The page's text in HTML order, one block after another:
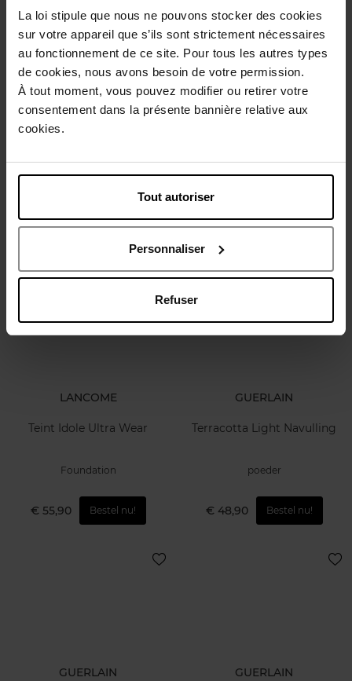
La loi stipule que nous ne pouvons stocker des cookies
sur votre appareil que s’ils sont strictement nécessaires
au fonctionnement de ce site. Pour tous les autres types
de cookies, nous avons besoin de votre permission.
À tout moment, vous pouvez modifier ou retirer votre
consentement dans la présente bannière relative aux
cookies.
Tout autoriser
Personnaliser
Refuser
Mascara
Skin Transforming Bronzer
LANCOME
Teint Idole Ultra Wear
Foundation
€ 55,90 Bestel nu!
GUERLAIN
Terracotta Light Navulling
poeder
€ 48,90 Bestel nu!
GUERLAIN GUERLAIN